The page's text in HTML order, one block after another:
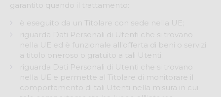
garantito quando il trattamento:
è eseguito da un Titolare con sede nella UE;
riguarda Dati Personali di Utenti che si trovano
nella UE ed è funzionale all'offerta di beni o servizi
a titolo oneroso o gratuito a tali Utenti;
riguarda Dati Personali di Utenti che si trovano
nella UE e permette al Titolare di monitorare il
comportamento di tali Utenti nella misura in cui